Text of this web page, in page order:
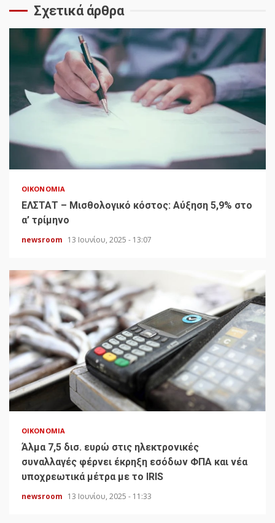
Σχετικά άρθρα
ΟΙΚΟΝΟΜΊΑ
ΕΛΣΤΑΤ – Μισθολογικό κόστος: Αύξηση 5,9% στο
α’ τρίμηνο
newsroom 13 Ιουνίου, 2025 - 13:07
ΟΙΚΟΝΟΜΊΑ
Άλμα 7,5 δισ. ευρώ στις ηλεκτρονικές
συναλλαγές φέρνει έκρηξη εσόδων ΦΠΑ και νέα
υποχρεωτικά μέτρα με το IRIS
newsroom 13 Ιουνίου, 2025 - 11:33